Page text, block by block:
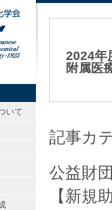
2024年
附属医
記事カ
公益財
【新
公益社団法人日本
いて